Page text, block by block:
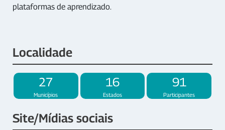
plataformas de aprendizado.
Localidade
27
Municípios
16
Estados
91
Participantes
Site/Mídias sociais